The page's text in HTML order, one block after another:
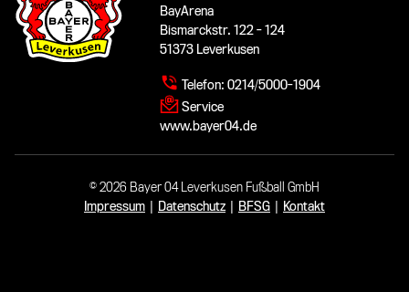
BayArena
Bismarckstr. 122 - 124
51373 Leverkusen
Telefon: 0214/5000-1904
Service
www.bayer04.de
© 2026 Bayer 04 Leverkusen Fußball GmbH
Impressum
Datenschutz BFSG Kontakt